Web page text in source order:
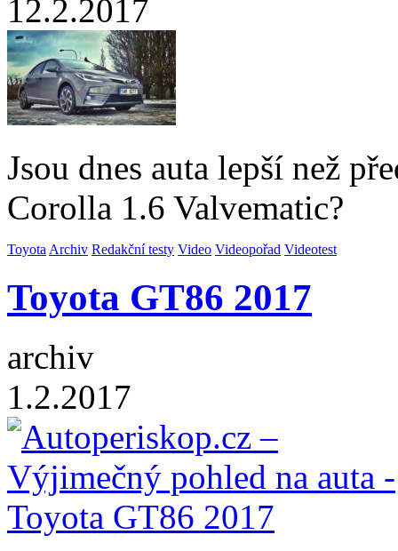
12.2.2017
Jsou dnes auta lepší než
Corolla 1.6 Valvematic?
ToyotaArchiv Redakční testy Video Videopořad Videotest
Toyota GT86 2017
archiv
1.2.2017